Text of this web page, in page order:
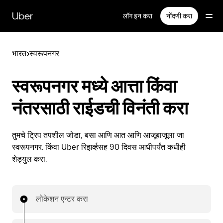
सामग्रीवरUber लॉग इन करा नोंदणी करा
भारत>स्वरूपनगर
स्वरूपनगर मध्ये आत्ता किंवा
नंतरसाठी राईडची विनंती करा
तुमचे ट्रिप तपशील जोडा, बसा आणि आत आणि आजूबाजूला जा
स्वरूपनगर. किंवा Uber रिझर्व्हसह 90 दिवस आधीपर्यंत कधीही
शेड्युल करा.
लोकेशन एन्टर करा